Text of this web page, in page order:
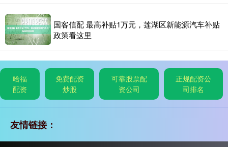
国客信配 最高补贴1万元，莲湖区新能源汽车补贴
政策看这里
哈福
配资
免费配资
炒股
可靠股票配
资公司
正规配资公
司排名
友情链接：